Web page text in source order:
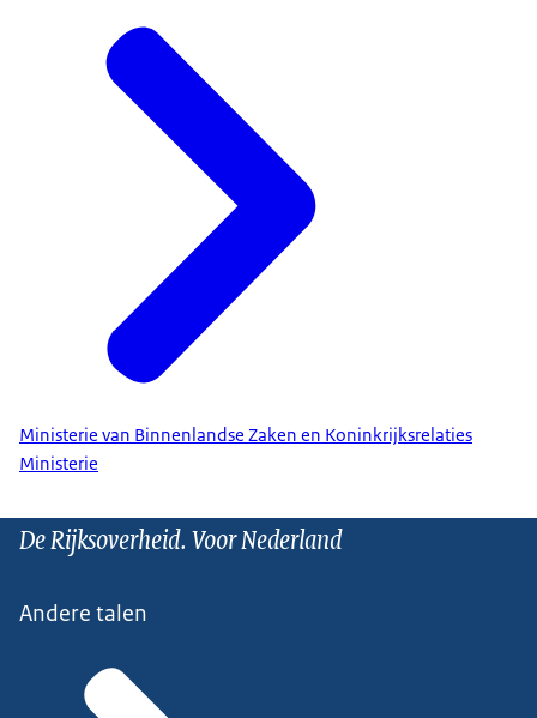
Ministerie van Binnenlandse Zaken en Koninkrijksrelaties
Ministerie
De Rijksoverheid. Voor Nederland
Andere talen